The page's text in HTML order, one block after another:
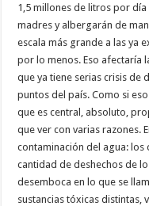
1,5 millones de litros por
madres y albergarán de
escala más grande a las ya
por lo menos. Eso afectaría
que ya tiene serias crisis
puntos del país. Como si
que es central, absoluto,
que ver con varias razones.
contaminación del agua: los
cantidad de deshechos de
desemboca en lo que se
sustancias tóxicas distintas,